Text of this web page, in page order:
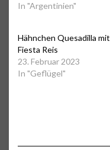
In "Argentinien"
Hähnchen Quesadilla mit
Fiesta Reis
23. Februar 2023
In "Geflügel"